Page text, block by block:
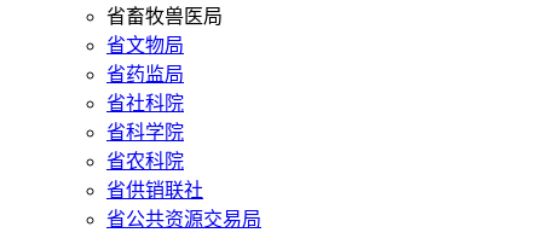
省畜牧兽医局
省文物局
省药监局
省社科院
省科学院
省农科院
省供销联社
省公共资源交易局